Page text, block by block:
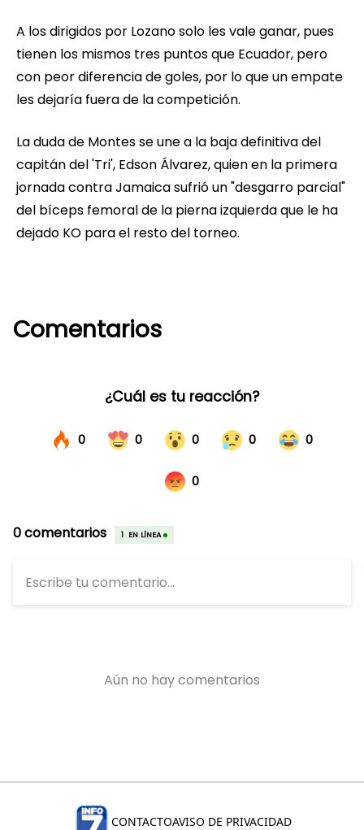
A los dirigidos por Lozano solo les vale ganar, pues
tienen los mismos tres puntos que Ecuador, pero
con peor diferencia de goles, por lo que un empate
les dejaría fuera de la competición.
La duda de Montes se une a la baja definitiva del
capitán del 'Tri', Edson Álvarez, quien en la primera
jornada contra Jamaica sufrió un "desgarro parcial"
del bíceps femoral de la pierna izquierda que le ha
dejado KO para el resto del torneo.
Comentarios
CONTACTOAVISO DE PRIVACIDAD